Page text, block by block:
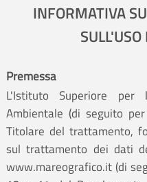
INFORMATIVA
Premessa
L'Istituto Superiore
Ambientale (di seguito
Titolare del trattamento,
sul trattamento dei dati
www.mareografico.it (di